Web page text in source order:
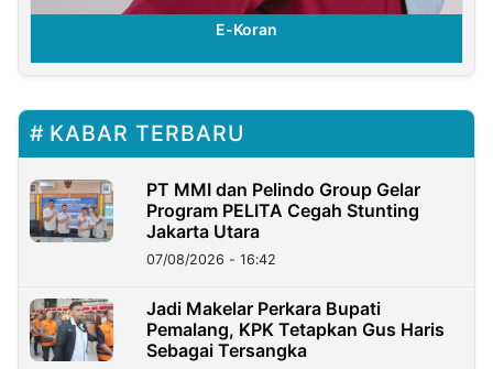
E-Koran
KABAR TERBARU
PT MMI dan Pelindo Group Gelar
Program PELITA Cegah Stunting
Jakarta Utara
07/08/2026 - 16:42
Jadi Makelar Perkara Bupati
Pemalang, KPK Tetapkan Gus Haris
Sebagai Tersangka